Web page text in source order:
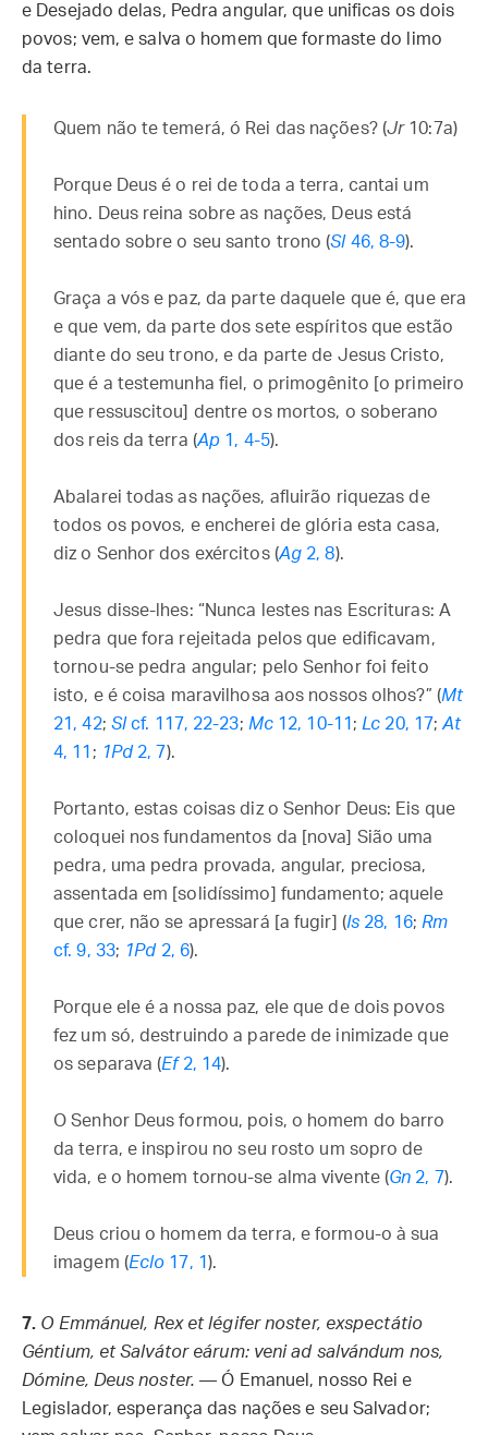
e Desejado delas, Pedra angular, que unificas os dois
povos; vem, e salva o homem que formaste do limo
da terra.
Quem não te temerá, ó Rei das nações? (Jr10:7a)
Porque Deus é o rei de toda a terra, cantai um
hino. Deus reina sobre as nações, Deus está
sentado sobre o seu santo trono (Sl 46, 8-9).
Graça a vós e paz, da parte daquele que é, que era
e que vem, da parte dos sete espíritos que estão
diante do seu trono, e da parte de Jesus Cristo,
que é a testemunha fiel, o primogênito [o primeiro
que ressuscitou] dentre os mortos, o soberano
dos reis da terra (Ap 1, 4-5).
Abalarei todas as nações, afluirão riquezas de
todos os povos, e encherei de glória esta casa,
diz o Senhor dos exércitos (Ag 2, 8).
Jesus disse-lhes: “Nunca lestes nas Escrituras: A
pedra que fora rejeitada pelos que edificavam,
tornou-se pedra angular; pelo Senhor foi feito
isto, e é coisa maravilhosa aos nossos olhos?” (Mt
21, 42; Sl cf. 117, 22-23; Mc12, 10-11 ; Lc 20, 17;At
4, 11 ; 1Pd 2, 7).
Portanto, estas coisas diz o Senhor Deus: Eis que
coloquei nos fundamentos da [nova] Sião uma
pedra, uma pedra provada, angular, preciosa,
assentada em [solidíssimo] fundamento; aquele
que crer, não se apressará [a fugir] (Is 28, 16; Rm
cf. 9, 33; 1Pd 2, 6).
Porque ele é a nossa paz, ele que de dois povos
fez um só, destruindo a parede de inimizade que
os separava (Ef2, 14).
O Senhor Deus formou, pois, o homem do barro
da terra, e inspirou no seu rosto um sopro de
vida, e o homem tornou-se alma vivente (Gn 2, 7).
Deus criou o homem da terra, e formou-o à sua
imagem (Eclo 17, 1 ).
7. O Emmánuel, Rex et légifer noster, exspectátio
Géntium, et Salvátor eárum: veni ad salvándum nos,
Dómine, Deus noster. — Ó Emanuel, nosso Rei e
Legislador, esperança das nações e seu Salvador;